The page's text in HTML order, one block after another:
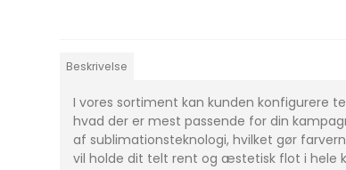
Beskrivelse
I vores sortiment kan kunden
hvad der er mest passende for din
af sublimationsteknologi, hvilket gør
vil holde dit telt rent og æstetisk flot i hele